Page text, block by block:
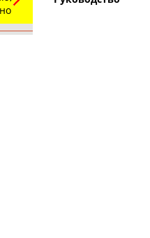
известной вам
пожалуйста, вы